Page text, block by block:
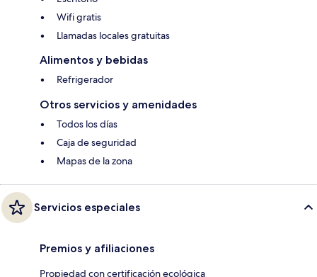
Wifi gratis
Llamadas locales gratuitas
Alimentos y bebidas
Refrigerador
Otros servicios y amenidades
Todos los días
Caja de seguridad
Mapas de la zona
Servicios especiales
Premios y afiliaciones
Propiedad con certificación ecológica